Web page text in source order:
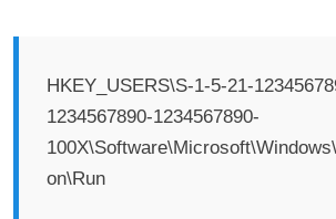
HKEY_USERS\S-1-5-21-
1234567890-1234567890-
on\Run